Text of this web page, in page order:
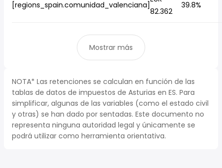
[regions_spain.comunidad_valenciana]
82.362
39.8%
Mostrar más
NOTA* Las retenciones se calculan en función de las
tablas de datos de impuestos de Asturias en ES. Para
simplificar, algunas de las variables (como el estado civil
y otras) se han dado por sentadas. Este documento no
representa ninguna autoridad legal y únicamente se
podrá utilizar como herramienta orientativa.